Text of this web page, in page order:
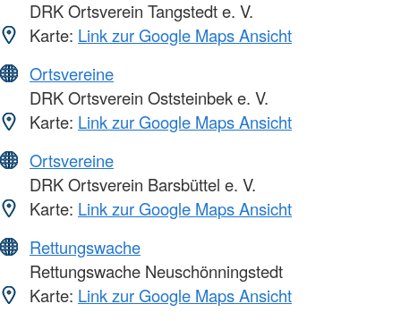
DRK Ortsverein Tangstedt e. V.
Karte: Link zur Google Maps Ansicht
Ortsvereine
DRK Ortsverein Oststeinbek e. V.
Karte: Link zur Google Maps Ansicht
Ortsvereine
DRK Ortsverein Barsbüttel e. V.
Karte: Link zur Google Maps Ansicht
Rettungswache
Rettungswache Neuschönningstedt
Karte: Link zur Google Maps Ansicht